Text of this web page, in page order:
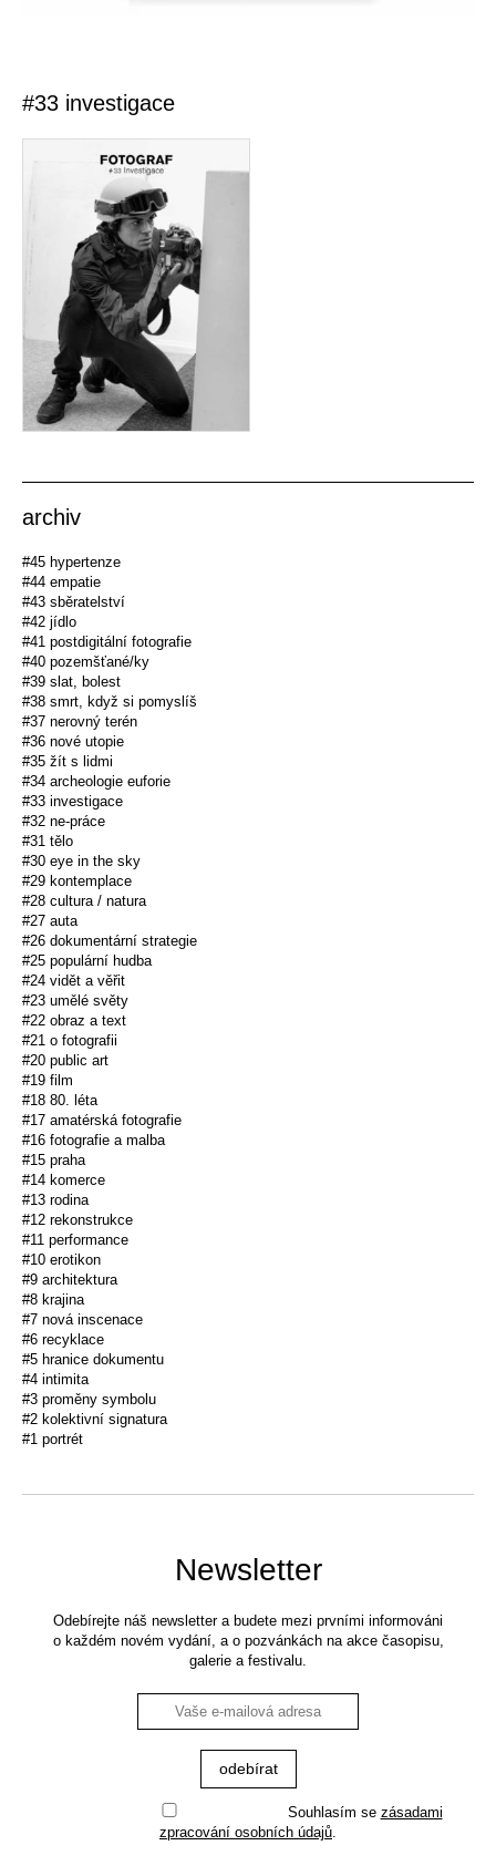
#33 investigace
archiv
#45 hypertenze
#44 empatie
#43 sběratelství
#42 jídlo
#41 postdigitální fotografie
#40 pozemšťané/ky
#39 slat, bolest
#38 smrt, když si pomyslíš
#37 nerovný terén
#36 nové utopie
#35 žít s lidmi
#34 archeologie euforie
#33 investigace
#32 ne-práce
#31 tělo
#30 eye in the sky
#29 kontemplace
#28 cultura / natura
#27 auta
#26 dokumentární strategie
#25 populární hudba
#24 vidět a věřit
#23 umělé světy
#22 obraz a text
#21 o fotografii
#20 public art
#19 film
#18 80. léta
#17 amatérská fotografie
#16 fotografie a malba
#15 praha
#14 komerce
#13 rodina
#12 rekonstrukce
#11 performance
#10 erotikon
#9 architektura
#8 krajina
#7 nová inscenace
#6 recyklace
#5 hranice dokumentu
#4 intimita
#3 proměny symbolu
#2 kolektivní signatura
#1 portrét
Newsletter
Odebírejte náš newsletter a budete mezi prvními informováni
o každém novém vydání, a o pozvánkách na akce časopisu,
galerie a festivalu.
Souhlasím se zásadami
zpracování osobních údajů